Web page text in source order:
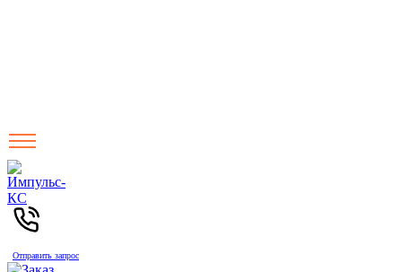
Отправить запрос